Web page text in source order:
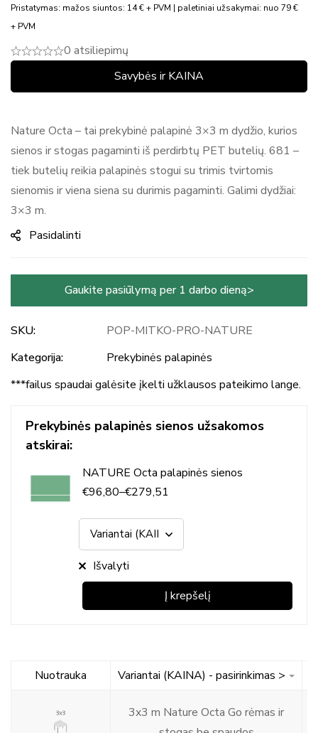
Pristatymas: mažos siuntos: 14 € + PVM | paletiniai užsakymai: nuo 79 €
+ PVM
0 atsiliepimų
Savybės ir KAINA
Nature Octa – tai prekybinė palapinė 3×3 m dydžio, kurios
sienos ir stogas pagaminti iš perdirbtų PET butelių. 681 –
tiek butelių reikia palapinės stogui su trimis tvirtomis
sienomis ir viena siena su durimis pagaminti. Galimi dydžiai:
3×3 m.
Pasidalinti
Gaukite pasiūlymą per 1 darbo dieną>
SKU:
POP-MITKO-PRO-NATURE
Kategorija:
Prekybinės palapinės
***failus spaudai galėsite įkelti užklausos pateikimo lange.
Prekybinės palapinės sienos užsakomos
atskirai:
NATURE Octa palapinės sienos
€96,80–€279,51
Išvalyti
Į krepšelį
Nuotrauka Variantai (KAINA) - pasirinkimas >
3x3 m Nature Octa Go rėmas ir